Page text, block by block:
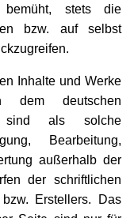
stets die
bzw. auf selbst
Inhalte und Werke
dem deutschen
sind als solche
Bearbeitung,
außerhalb der
der schriftlichen
Erstellers. Das